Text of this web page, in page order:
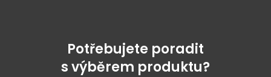
Potřebujete poradit
s výběrem produktu?